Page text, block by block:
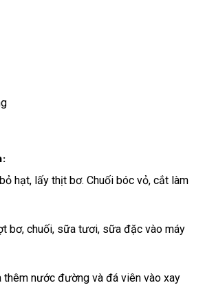
hạt, lấy thịt bơ. Chuối bóc vỏ, cắt làm
bơ, chuối, sữa tươi, sữa đặc vào máy
thêm nước đường và đá viên vào xay